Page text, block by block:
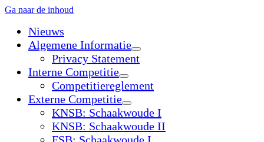
Ga naar de inhoud
Nieuws
Algemene Informatie
open
dropdown
Privacy Statement
Interne Competitie
open
dropdown
Competitiereglement
Externe Competitie
open
dropdown
menu
KNSB: Schaakwoude I
KNSB: Schaakwoude II